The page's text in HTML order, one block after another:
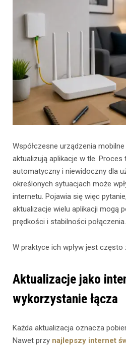
Współczesne urządzenia
aktualizują aplikacje w tle.
automatyczny i niewidoczny dla
określonych sytuacjach może
internetu. Pojawia się więc
aktualizacje wielu aplikacji mogą
prędkości i stabilności połączenia.
W praktyce ich wpływ jest często
Aktualizacje jako
wykorzystanie łącza
Każda aktualizacja oznacza
Nawet przy najlepszy internet